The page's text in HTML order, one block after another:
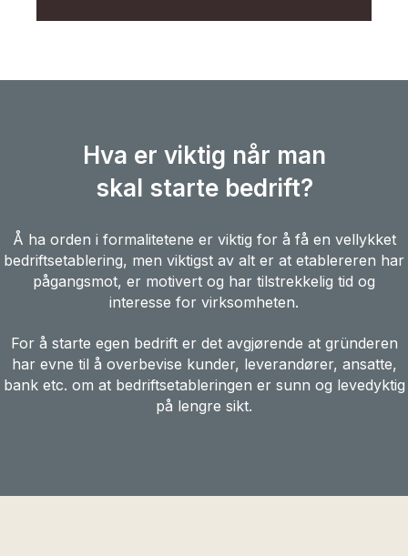
Hva er viktig når man
skal starte bedrift?
Å ha orden i formalitetene er viktig for å få en vellykket
bedriftsetablering, men viktigst av alt er at etablereren har
pågangsmot, er motivert og har tilstrekkelig tid og
interesse for virksomheten.
For å starte egen bedrift er det avgjørende at gründeren
har evne til å overbevise kunder, leverandører, ansatte,
bank etc. om at bedriftsetableringen er sunn og levedyktig
på lengre sikt.